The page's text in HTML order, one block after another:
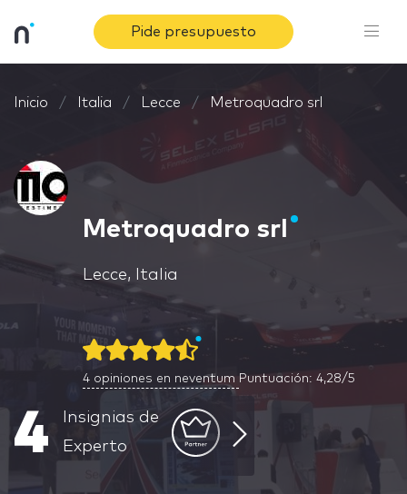
Pide presupuesto
Inicio Italia Lecce Metroquadro srl
Metroquadro srl
Lecce, Italia
4 opiniones en neventum Puntuación: 4,28/5
4
Insignias de
Experto